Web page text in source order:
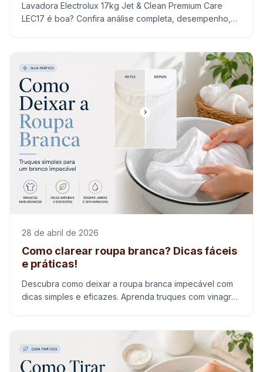
Lavadora Electrolux 17kg Jet & Clean Premium Care
LEC17 é boa? Confira análise completa, desempenho,
28 de abril de 2026
Como clarear roupa branca? Dicas fáceis
e práticas!
Descubra como deixar a roupa branca impecável com
dicas simples e eficazes. Aprenda truques com vinagre,